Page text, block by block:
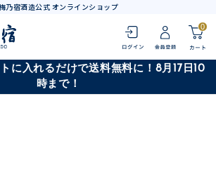
乃宿酒造公式 オンラインショップ
0
に入れるだけで送料無料に！8月17日10
時まで！